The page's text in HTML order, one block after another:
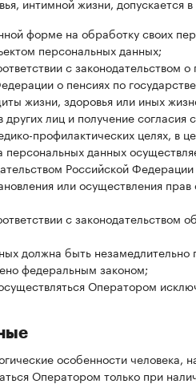
форме на обработку своих
персональных данных;
с законодательством
о пенсиях по
жизни, здоровья или иных
лиц и получение
профилактических целях, в
персональных данных
Российской
или осуществления
с законодательством
должна быть
федеральным законом;
Оператором
особенности человека,
Оператором только при